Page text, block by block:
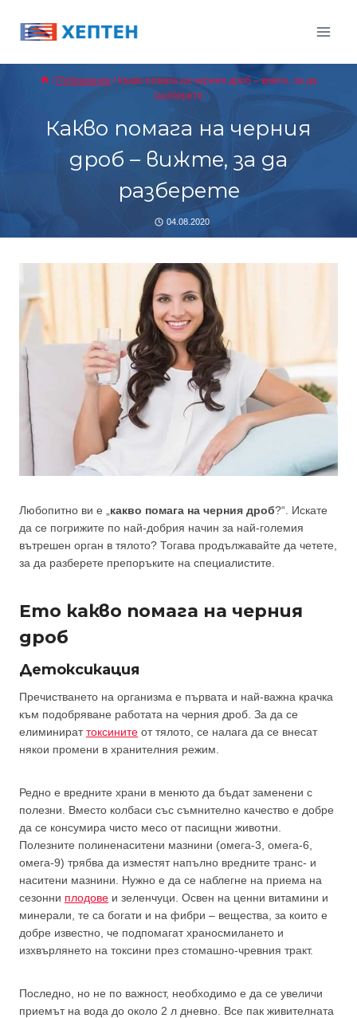
съдържанието
/ Публикации / Какво помага на черния дроб – вижте, за да
разберете
Какво помага на черния
дроб – вижте, за да
разберете
04.08.2020
Любопитно ви е „ какво помага на черния дроб?“. Искате
да се погрижите по най-добрия начин за най-големия
вътрешен орган в тялото? Тогава продължавайте да четете,
за да разберете препоръките на специалистите.
Ето какво помага на черния
дроб
Детоксикация
Пречистването на организма е първата и най-важна крачка
към подобряване работата на черния дроб. За да се
елиминираттоксините от тялото, се налага да се внесат
някои промени в хранителния режим.
Редно е вредните храни в менюто да бъдат заменени с
полезни. Вместо колбаси със съмнително качество е добре
да се консумира чисто месо от пасищни животни.
Полезните полиненаситени мазнини (омега-3, омега-6,
омега-9) трябва да изместят напълно вредните транс- и
наситени мазнини. Нужно е да се наблегне на приема на
сезонни плодове и зеленчуци. Освен на ценни витамини и
минерали, те са богати и на фибри – вещества, за които е
добре известно, че подпомагат храносмилането и
изхвърлянето на токсини през стомашно-чревния тракт.
Последно, но не по важност, необходимо е да се увеличи
приемът на вода до около 2 л дневно. Все пак живителната